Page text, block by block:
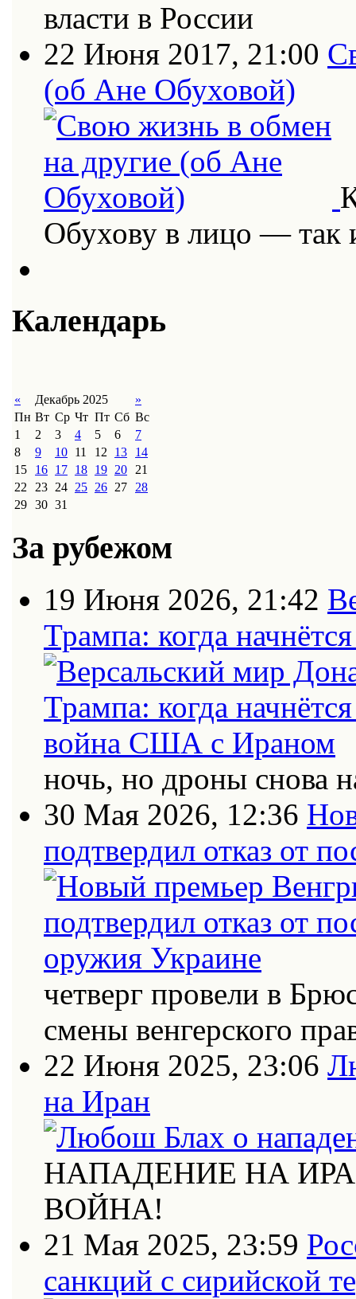
власти в России
22 Июня 2017, 21:00
(об Ане Обуховой)
Обухову в лицо —
Календарь
« Декабрь 2025
»
Пн Вт Ср Чт Пт Сб Вс
1
2 3 4 5 6
7
8
9 10 11 12 13
14
15
16 17 18 19 20
21
22
23 24 25 26 27
28
29 30 31
За рубежом
19 Июня 2026, 21:42
Трампа: когда
ночь, но дроны снова
30 Мая 2026, 12:36
подтвердил отказ от
четверг провели в
смены венгерского
22 Июня 2025, 23:06
на Иран
НАПАДЕНИЕ НА
ВОЙНА!
21 Мая 2025, 23:59
санкций с сирийской